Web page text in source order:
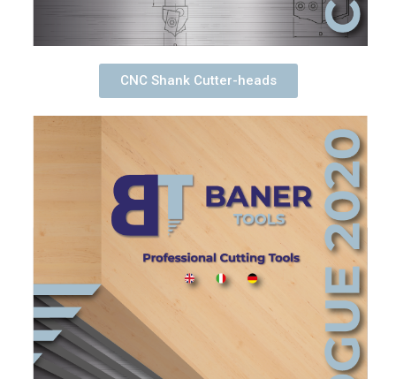
CNC Shank Cutter-heads